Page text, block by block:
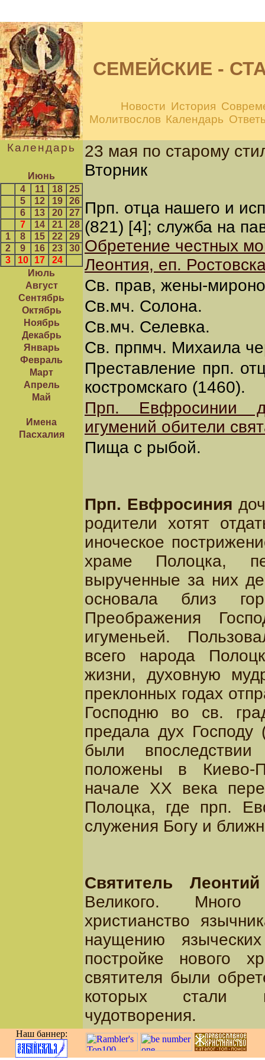
CЕМЕЙСКИЕ -
Новости История
Молитвослов Календарь
Календарь
Июнь
4
11 18
25
5
12 19
26
6
13 20
27
7
14 21
28
1
8 15 22
29
2
9 16 23
30
3
10 17
24
Июль
Август
Сентябрь
Октябрь
Ноябрь
Декабрь
Январь
Февраль
Март
Апрель
Май
Имена
Пасхалия
23 мая по старому
Вторник
Прп. отца нашего и
(821) [4]; служба на
Обретение честных
Леонтия, еп.
Св. прав, жены-
Св.мч. Солона.
Св.мч. Селевка.
Св. прпмч. Михаила
Преставление прп.
костромскаго (1460).
Прп. Евфросинии
игумений обители
Пища с рыбой.
Прп. Евфросиния
родители хотят
иноческое
храме Полоцка,
вырученные за них
основала близ
Преображения
игуменьей.
всего народа
жизни, духовную
преклонных годах
Господню во св.
предала дух
были
положены в Киево-
начале XX века
Полоцка, где прп.
служения Богу и
Святитель Леонтий
Великого. Много
христианство
наущению
постройке нового
святителя были
которых стали
чудотворения.
Наш баннер: